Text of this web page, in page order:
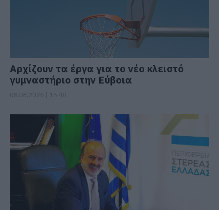
Αρχίζουν τα έργα για το νέο κλειστό
γυμναστήριο στην Εύβοια